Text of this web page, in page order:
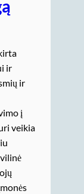
ir
ir
į
veikia